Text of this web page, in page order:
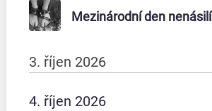
Mezinárodní den nenásilí
3. říjen 2026
4. říjen 2026